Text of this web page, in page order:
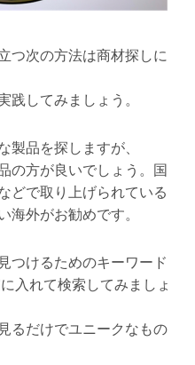
つ次の方法は商材探しに
践してみましょう。
製品を探しますが、
の方が良いでしょう。国
どで取り上げられている
海外がお勧めです。
つけるためのキーワード
入れて検索してみましょ
るだけでユニークなもの